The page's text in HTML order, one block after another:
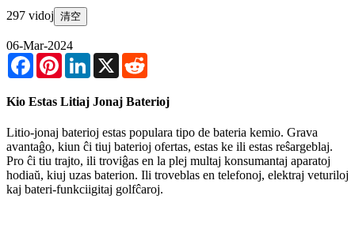
297 vidoj 清空
06-Mar-2024
FacebookPinterestLinkedIn
X
Kio Estas Litiaj Jonaj Baterioj
Litio-jonaj baterioj estas populara tipo de bateria kemio. Grava
avantaĝo, kiun ĉi tiuj baterioj ofertas, estas ke ili estas reŝargeblaj.
Pro ĉi tiu trajto, ili troviĝas en la plej multaj konsumantaj aparatoj
hodiaŭ, kiuj uzas baterion. Ili troveblas en telefonoj, elektraj veturiloj
kaj bateri-funkciigitaj golfĉaroj.